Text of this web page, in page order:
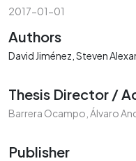
2017-01-01
Authors
David Jiménez, Steven
Thesis Director /
Barrera Ocampo, Álvaro
Publisher